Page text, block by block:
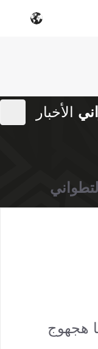
الأخبار
هجهوج